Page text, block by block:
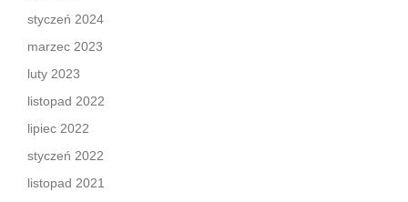
styczeń 2024
marzec 2023
luty 2023
listopad 2022
lipiec 2022
styczeń 2022
listopad 2021